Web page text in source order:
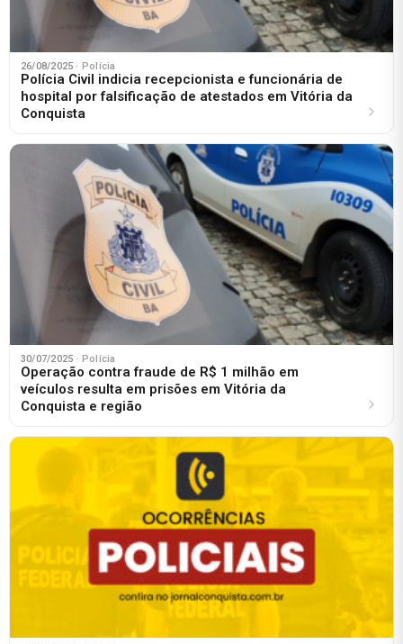
26/08/2025 · Polícia
Polícia Civil indicia recepcionista e funcionária de
hospital por falsificação de atestados em Vitória da
Conquista
30/07/2025 · Polícia
Operação contra fraude de R$ 1 milhão em
veículos resulta em prisões em Vitória da
Conquista e região